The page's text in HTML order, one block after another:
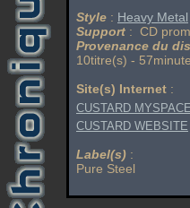
Style : Heavy Metal
Support : CD
Provenance du
10titre(s) -
Site(s) Internet :
CUSTARD MYSPACE
CUSTARD WEBSITE
Label(s) :
Pure Steel